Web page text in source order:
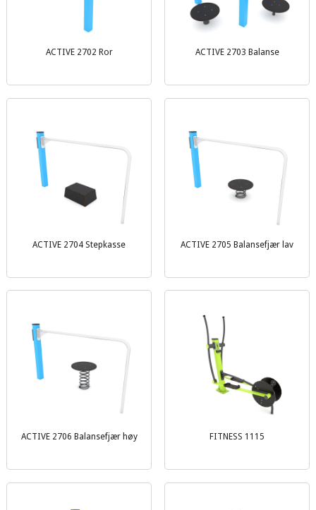
ACTIVE 2702 Ror ACTIVE 2703 Balanse
ACTIVE 2704 Stepkasse ACTIVE 2705 Balansefjær lav
ACTIVE 2706 Balansefjær høy FITNESS 1115